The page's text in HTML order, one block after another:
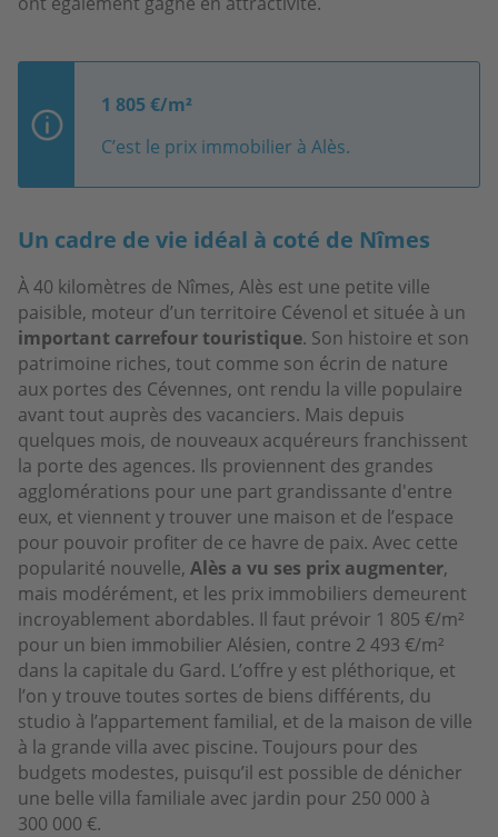
1 805 €/m²
C’est le prix immobilier à Alès.
Un cadre de vie idéal à coté de Nîmes
À 40 kilomètres de Nîmes, Alès est une petite ville
paisible, moteur d’un territoire Cévenol et située à un
important carrefour touristique. Son histoire et son
patrimoine riches, tout comme son écrin de nature
aux portes des Cévennes, ont rendu la ville populaire
avant tout auprès des vacanciers. Mais depuis
quelques mois, de nouveaux acquéreurs franchissent
la porte des agences. Ils proviennent des grandes
agglomérations pour une part grandissante d'entre
eux, et viennent y trouver une maison et de l’espace
pour pouvoir profiter de ce havre de paix. Avec cette
popularité nouvelle, Alès a vu ses prix augmenter,
mais modérément, et les prix immobiliers demeurent
incroyablement abordables. Il faut prévoir 1 805 €/m²
pour un bien immobilier Alésien, contre 2 493 €/m²
dans la capitale du Gard. L’offre y est pléthorique, et
l’on y trouve toutes sortes de biens différents, du
studio à l’appartement familial, et de la maison de ville
à la grande villa avec piscine. Toujours pour des
budgets modestes, puisqu’il est possible de dénicher
une belle villa familiale avec jardin pour 250 000 à
300 000 €.